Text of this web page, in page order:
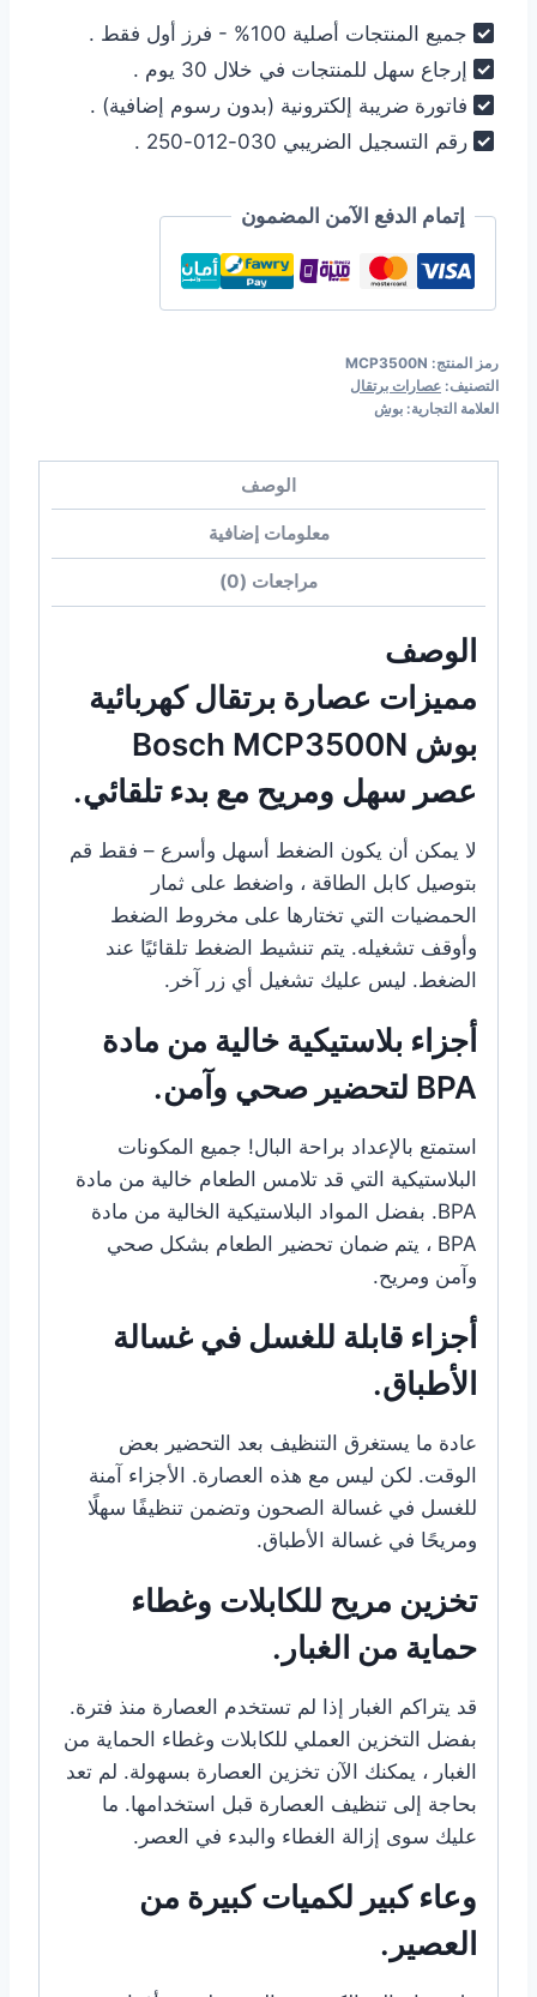
بوش
bosch
MCP3500N
جميع المنتجات أصلية 100% - فرز أول فقط .
إرجاع سهل للمنتجات في خلال 30 يوم .
فاتورة ضريبة إلكترونية (بدون رسوم إضافية) .
رقم التسجيل الضريبي 030-012-250 .
إتمام الدفع الآمن المضمون
رمز المنتج: MCP3500N
التصنيف: عصارات برتقال
العلامة التجارية: بوش
الوصف
معلومات إضافية
مراجعات (0)
الوصف
مميزات عصارة برتقال كهربائية
بوش Bosch MCP3500N
عصر سهل ومريح مع بدء تلقائي.
لا يمكن أن يكون الضغط أسهل وأسرع – فقط قم
بتوصيل كابل الطاقة ، واضغط على ثمار
الحمضيات التي تختارها على مخروط الضغط
وأوقف تشغيله. يتم تنشيط الضغط تلقائيًا عند
الضغط. ليس عليك تشغيل أي زر آخر.
أجزاء بلاستيكية خالية من مادة
BPA لتحضير صحي وآمن.
استمتع بالإعداد براحة البال! جميع المكونات
البلاستيكية التي قد تلامس الطعام خالية من مادة
BPA. بفضل المواد البلاستيكية الخالية من مادة
BPA ، يتم ضمان تحضير الطعام بشكل صحي
وآمن ومريح.
أجزاء قابلة للغسل في غسالة
الأطباق.
عادة ما يستغرق التنظيف بعد التحضير بعض
الوقت. لكن ليس مع هذه العصارة. الأجزاء آمنة
للغسل في غسالة الصحون وتضمن تنظيفًا سهلًا
ومريحًا في غسالة الأطباق.
تخزين مريح للكابلات وغطاء
حماية من الغبار.
قد يتراكم الغبار إذا لم تستخدم العصارة منذ فترة.
بفضل التخزين العملي للكابلات وغطاء الحماية من
الغبار ، يمكنك الآن تخزين العصارة بسهولة. لم تعد
بحاجة إلى تنظيف العصارة قبل استخدامها. ما
عليك سوى إزالة الغطاء والبدء في العصر.
وعاء كبير لكميات كبيرة من
العصير.